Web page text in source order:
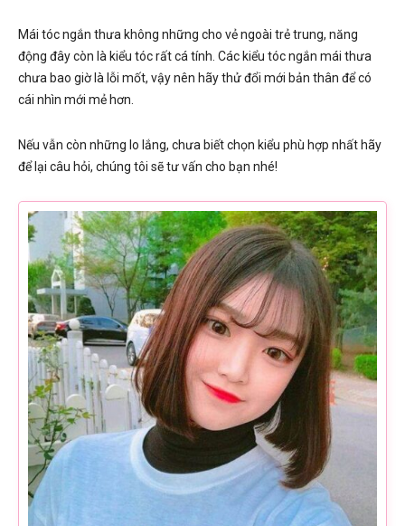
Mái tóc ngắn thưa không những cho vẻ ngoài trẻ trung, năng
động đây còn là kiểu tóc rất cá tính. Các kiểu tóc ngắn mái thưa
chưa bao giờ là lỗi mốt, vậy nên hãy thử đổi mới bản thân để có
cái nhìn mới mẻ hơn.
Nếu vẫn còn những lo lắng, chưa biết chọn kiểu phù hợp nhất hãy
để lại câu hỏi, chúng tôi sẽ tư vấn cho bạn nhé!